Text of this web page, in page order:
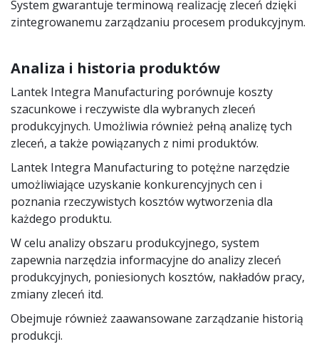
System gwarantuje terminową realizację zleceń dzięki
zintegrowanemu zarządzaniu procesem produkcyjnym.
Analiza i historia produktów
Lantek Integra Manufacturing porównuje koszty
szacunkowe i reczywiste dla wybranych zleceń
produkcyjnych. Umożliwia również pełną analizę tych
zleceń, a także powiązanych z nimi produktów.
Lantek Integra Manufacturing to potężne narzędzie
umożliwiające uzyskanie konkurencyjnych cen i
poznania rzeczywistych kosztów wytworzenia dla
każdego produktu.
W celu analizy obszaru produkcyjnego, system
zapewnia narzędzia informacyjne do analizy zleceń
produkcyjnych, poniesionych kosztów, nakładów pracy,
zmiany zleceń itd.
Obejmuje również zaawansowane zarządzanie historią
produkcji.